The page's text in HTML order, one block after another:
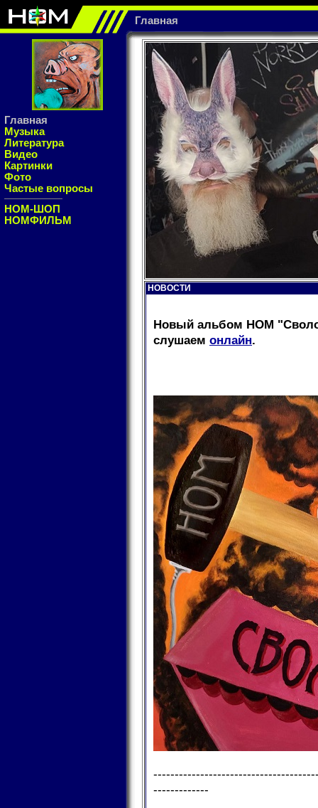
Главная
Главная
Музыка
Литература
Видео
Картинки
Фото
Частые вопросы
НОМ-ШОП
НОМФИЛЬМ
НОВОСТИ
Новый альбом НОМ
слушаем онлайн.
-------------